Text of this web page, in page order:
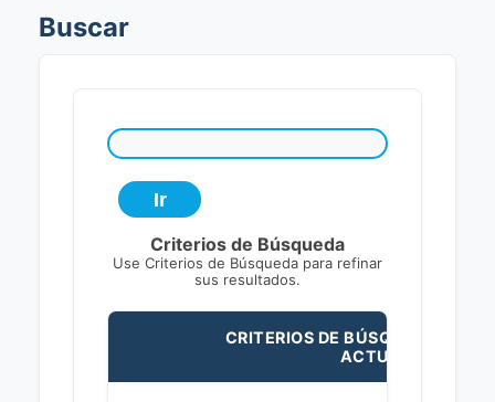
Buscar
Criterios de Búsqueda
Use Criterios de Búsqueda para refinar
sus resultados.
CRITERIOS DE BÚSQUEDA
ACTUALES: